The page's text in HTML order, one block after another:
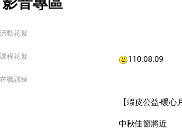
動花絮
程花絮
職訓練
110.08.09
【蝦皮公益-暖心
中秋佳節將近